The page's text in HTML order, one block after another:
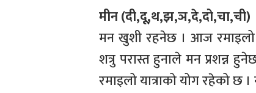
मीन (दी,दू,थ,झ,ञ,दे,दो,चा,ची)
मन खुशी रहनेछ । आज रमाइलो
शत्रु परास्त हुनाले मन प्रशन्न
रमाइलो यात्राको योग रहेको छ